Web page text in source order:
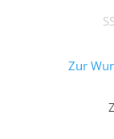
Zur